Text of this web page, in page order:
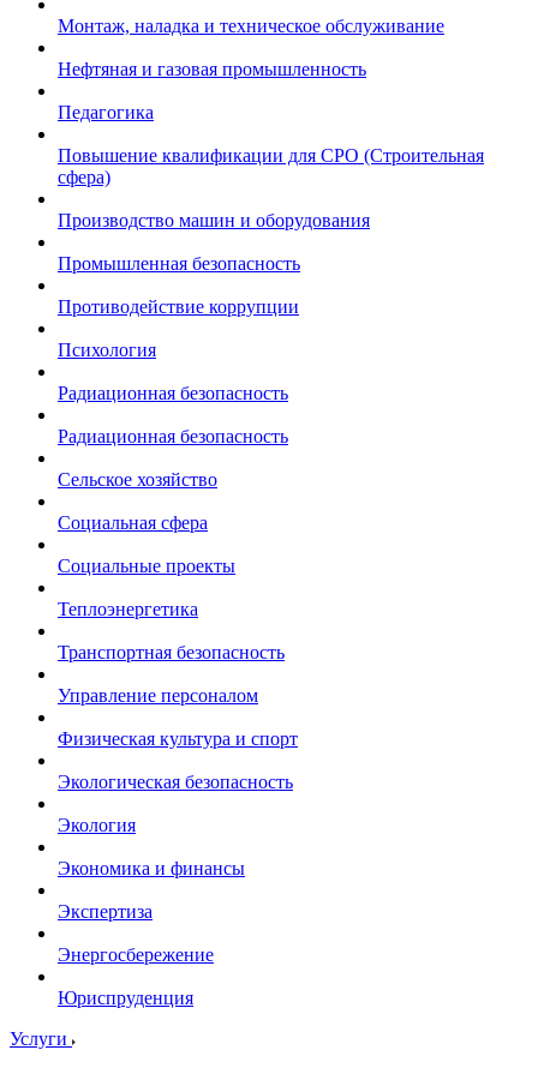
Монтаж, наладка и техническое обслуживание
Нефтяная и газовая промышленность
Педагогика
Повышение квалификации для СРО (Строительная
сфера)
Производство машин и оборудования
Промышленная безопасность
Противодействие коррупции
Психология
Радиационная безопасность
Радиационная безопасность
Сельское хозяйство
Социальная сфера
Социальные проекты
Теплоэнергетика
Транспортная безопасность
Управление персоналом
Физическая культура и спорт
Экологическая безопасность
Экология
Экономика и финансы
Экспертиза
Энергосбережение
Юриспруденция
Услуги